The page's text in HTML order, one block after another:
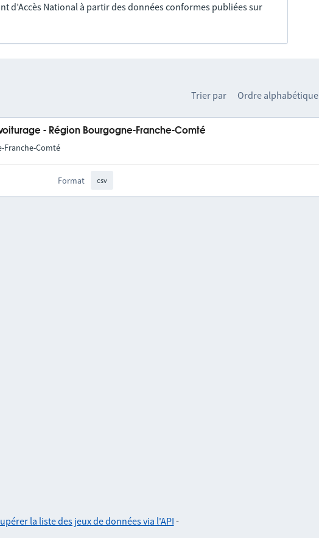
d’Accès National à partir des données conformes publiées sur
Trier par Ordre alphabétique
- Région Bourgogne-Franche-Comté
Franche-Comté
Format csv
la liste des jeux de données via l'API -